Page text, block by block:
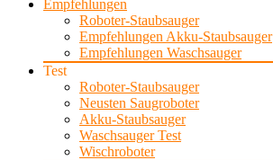
Empfehlungen
Roboter-Staubsauger
Empfehlungen Akku-Staubsauger
Empfehlungen Waschsauger
Test
Roboter-Staubsauger
Neusten Saugroboter
Akku-Staubsauger
Waschsauger Test
Wischroboter